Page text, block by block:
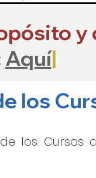
y
Aquí|
los
los Cursos